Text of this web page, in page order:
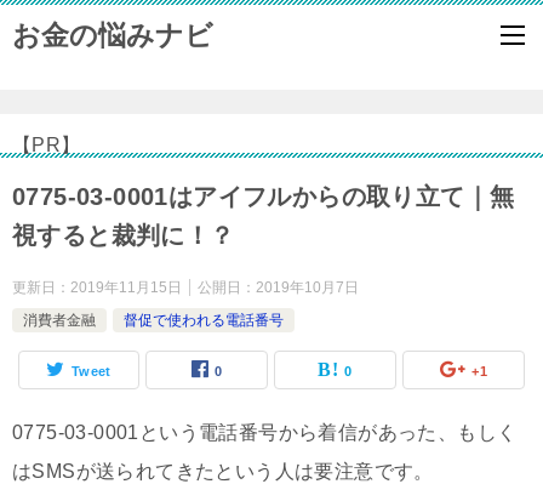
お金の悩みナビ
【PR】
0775-03-0001はアイフルからの取り立て｜無
視すると裁判に！？
更新日： 2019年11月15日 公開日： 2019年10月7日
消費者金融
督促で使われる電話番号
Tweet 0 0 +1
0775-03-0001という電話番号から着信があった、もしく
はSMSが送られてきたという人は要注意です。